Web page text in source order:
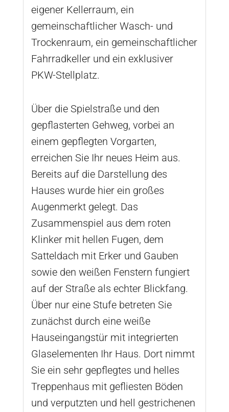
eigener Kellerraum, ein
gemeinschaftlicher Wasch- und
Trockenraum, ein gemeinschaftlicher
Fahrradkeller und ein exklusiver
PKW-Stellplatz.
Über die Spielstraße und den
gepflasterten Gehweg, vorbei an
einem gepflegten Vorgarten,
erreichen Sie Ihr neues Heim aus.
Bereits auf die Darstellung des
Hauses wurde hier ein großes
Augenmerkt gelegt. Das
Zusammenspiel aus dem roten
Klinker mit hellen Fugen, dem
Satteldach mit Erker und Gauben
sowie den weißen Fenstern fungiert
auf der Straße als echter Blickfang.
Über nur eine Stufe betreten Sie
zunächst durch eine weiße
Hauseingangstür mit integrierten
Glaselementen Ihr Haus. Dort nimmt
Sie ein sehr gepflegtes und helles
Treppenhaus mit gefliesten Böden
und verputzten und hell gestrichenen